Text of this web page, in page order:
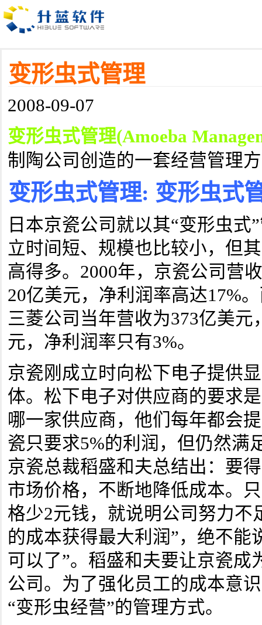
变形虫式管理
2008-09-07
变形虫式管理(Amoeba
制陶公司创造的一套经营管理
变形虫式管理: 变形虫式
日本京瓷公司就以其“变形虫式
立时间短、规模也比较小，但
高得多。2000年，京瓷公司营
20亿美元，净利润率高达17%
三菱公司当年营收为373亿美元
元，净利润率只有3%。
京瓷刚成立时向松下电子提供
体。松下电子对供应商的要求
哪一家供应商，他们每年都会
瓷只要求5%的利润，但仍然满
京瓷总裁稻盛和夫总结出：要
市场价格，不断地降低成本。
格少2元钱，就说明公司努力不
的成本获得最大利润”，绝不能
可以了”。稻盛和夫要让京瓷成
公司。为了强化员工的成本意
“变形虫经营”的管理方式。